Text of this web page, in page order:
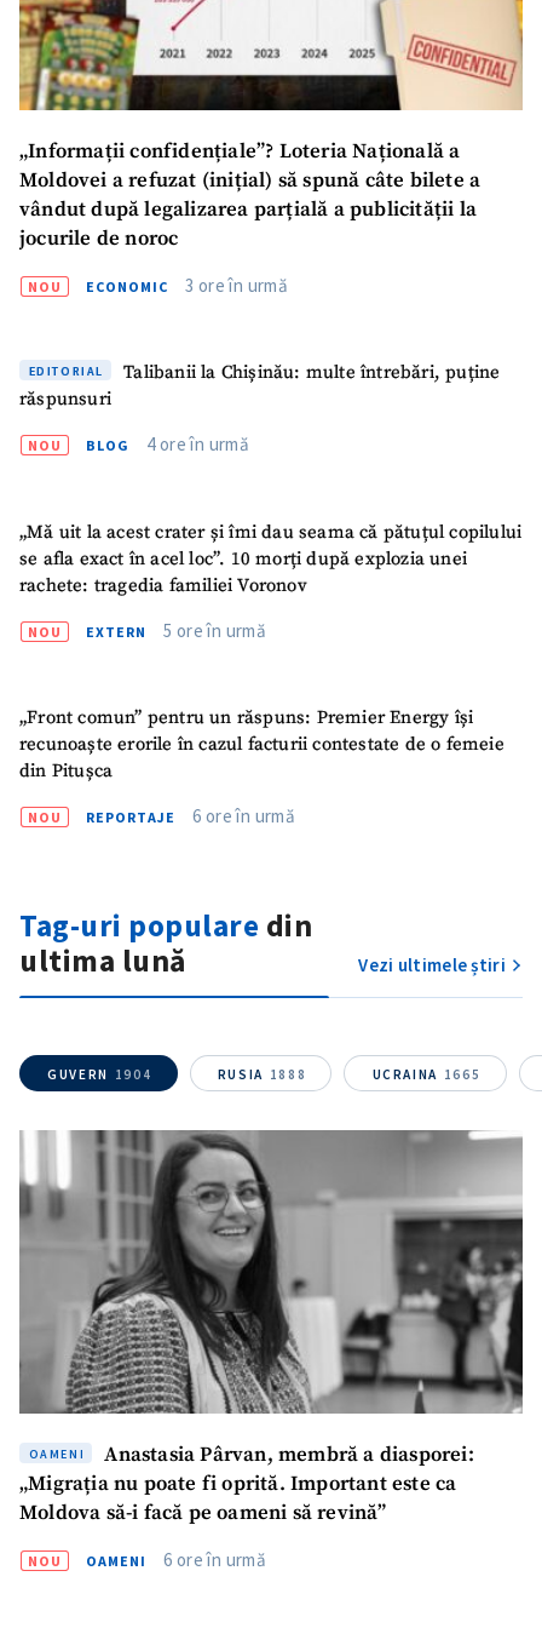
SUSȚINE
„Informații confidențiale”? Loteria Națională a
Moldovei a refuzat (inițial) să spună câte bilete a
vândut după legalizarea parțială a publicității la
jocurile de noroc
NOU ECONOMIC 3 ore în urmă
EDITORIAL
Talibanii la Chișinău: multe întrebări, puține
răspunsuri
NOU BLOG 4 ore în urmă
„Mă uit la acest crater și îmi dau seama că pătuțul copilului
se afla exact în acel loc”. 10 morți după explozia unei
rachete: tragedia familiei Voronov
NOU EXTERN 5 ore în urmă
„Front comun” pentru un răspuns: Premier Energy își
recunoaște erorile în cazul facturii contestate de o femeie
din Pitușca
NOU REPORTAJE 6 ore în urmă
Tag-uri populare din
ultima lună
Vezi ultimele știri
GUVERN 1904 RUSIA 1888 UCRAINA 1665
OAMENI
Anastasia Pârvan, membră a diasporei:
„Migrația nu poate fi oprită. Important este ca
Moldova să-i facă pe oameni să revină”
NOU OAMENI 6 ore în urmă
Email + Emailul meu
Telefon
+ Telefon personal
Am citit și sunt de
acord cu politica de
confidențialitate .